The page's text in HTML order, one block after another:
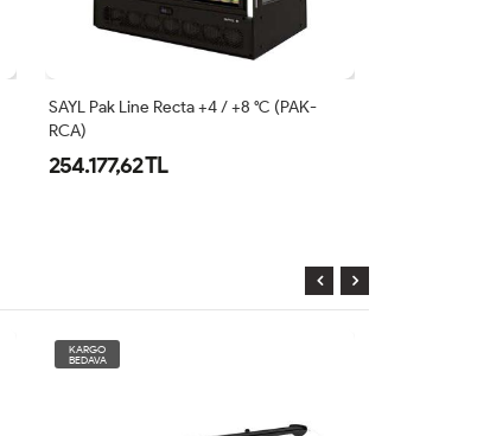
SAYL Pak Line Recta +4 / +8 °C (PAK-
RCA)
254.177,62 TL
KARGO
BEDAVA